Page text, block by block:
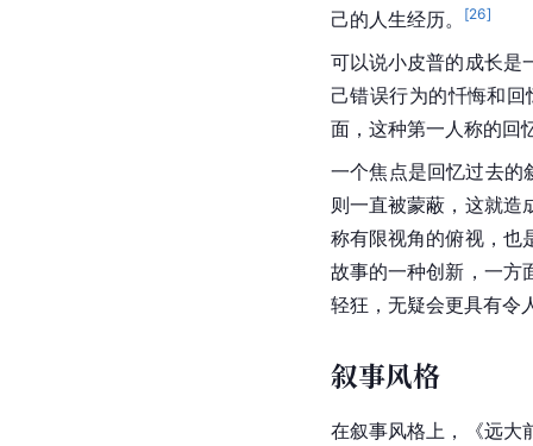
己的人生经历。
[26]
可以说小皮普的成长是
己错误行为的忏悔和
面，这种第一人称的回
一个焦点是回忆过去的
则一直被蒙蔽，这就造
称有限视角的俯视，也
故事的一种创新，一方
轻狂，无疑会更具有令
叙事风格
在叙事风格上，《远大